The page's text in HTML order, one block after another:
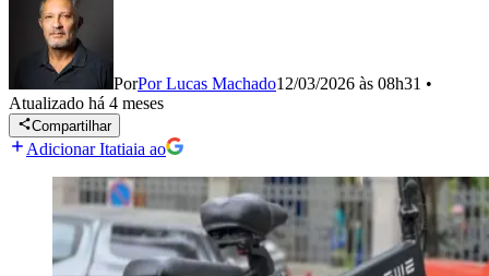
PorPor Lucas Machado12/03/2026 às 08h31 •
Atualizado há 4 meses
Compartilhar
Adicionar Itatiaia ao